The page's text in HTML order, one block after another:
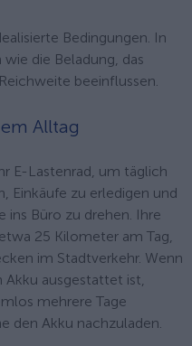
Bedingungen. In
die Beladung, das
beeinflussen.
Alltag
E-Lastenrad, um täglich
Einkäufe zu erledigen und
ins Büro zu drehen. Ihre
25 Kilometer am Tag,
im Stadtverkehr. Wenn
ausgestattet ist,
mehrere Tage
den Akku nachzuladen.